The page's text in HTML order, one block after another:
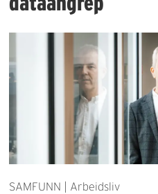
SAMFUNN | Arbeidsliv